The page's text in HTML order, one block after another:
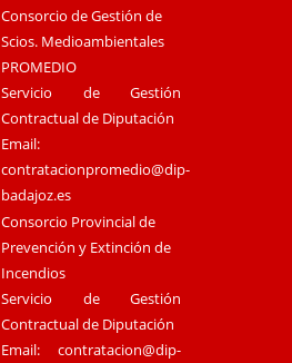
Consorcio de Gestión de
Scios. Medioambientales
PROMEDIO
Servicio de Gestión
Contractual de Diputación
Email:
contratacionpromedio@dip-
badajoz.es
Consorcio Provincial de
Prevención y Extinción de
Incendios
Servicio de Gestión
Contractual de Diputación
Email:contratacion@dip-